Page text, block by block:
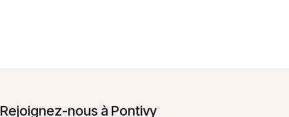
Rejoignez-nous à Pontivy